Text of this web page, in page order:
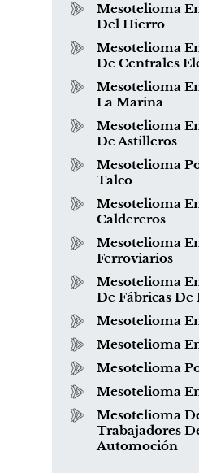
Mesotelioma
Del Hierro
Mesotelioma
De Centrales
Mesotelioma
La Marina
Mesotelioma
De Astilleros
Mesotelioma
Talco
Mesotelioma
Caldereros
Mesotelioma
Ferroviarios
Mesotelioma
De Fábricas De
Mesotelioma
Mesotelioma
Mesotelioma
Mesotelioma
Mesotelioma
Trabajadores
Automoción